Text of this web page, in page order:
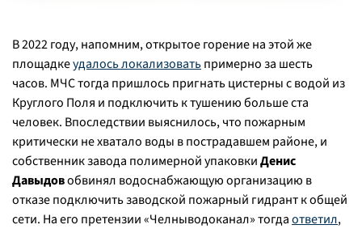
В 2022 году, напомним, открытое горение на этой же
площадкеудалось локализоватьпримерно за шесть
часов. МЧС тогда пришлось пригнать цистерны с водой из
Круглого Поля и подключить к тушению больше ста
человек. Впоследствии выяснилось, что пожарным
критически не хватало воды в пострадавшем районе, и
собственник завода полимерной упаковкиДенис
Давыдовобвинял водоснабжающую организацию в
отказе подключить заводской пожарный гидрант к общей
сети. На его претензии «Челныводоканал» тогдаответил,